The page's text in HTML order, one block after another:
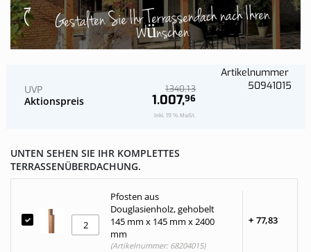
Gestalten Sie Ihr Terrassendach nach Ihren
Wünschen
Aktionspreis 1.007,96
UVP 1.340,13
Inkl. 19 % MwSt.
Artikelnummer
50941015
UNTEN SEHEN SIE IHR KOMPLETTES
TERRASSENÜBERDACHUNG.
Pfosten aus
Douglasienholz, gehobelt
145 mm x 145 mm x 2400
mm
+ 77,83
(Artikelnummer: 68204015)